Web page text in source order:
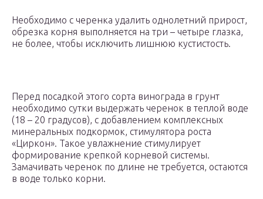
Необходимо с черенка удалить однолетний прирост,
обрезка корня выполняется на три – четыре глазка,
не более, чтобы исключить лишнюю кустистость.
Перед посадкой этого сорта винограда в грунт
необходимо сутки выдержать черенок в теплой воде
(18 – 20 градусов), с добавлением комплексных
минеральных подкормок, стимулятора роста
«Циркон». Такое увлажнение стимулирует
формирование крепкой корневой системы.
Замачивать черенок по длине не требуется, остаются
в воде только корни.